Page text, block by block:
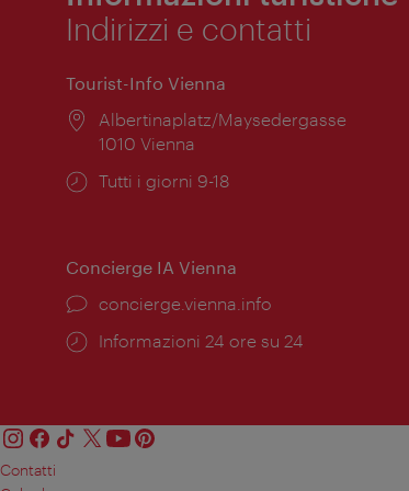
Indirizzi e contatti
Tourist-Info Vienna
Posizione:
Albertinaplatz/Maysedergasse
1010 Vienna
Orari
Tutti i giorni 9-18
Concierge IA Vienna
Ort:
concierge.vienna.info
Öffnungszeiten:
Informazioni 24 ore su 24
Contatti